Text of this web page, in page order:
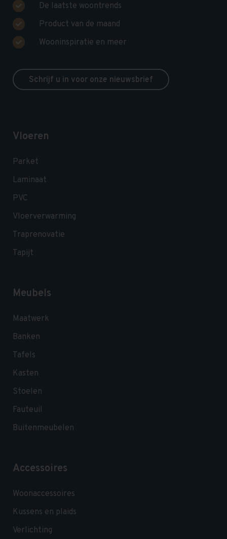
De laatste woontrends
Product van de maand
Wooninspiratie en meer
Schrijf u in voor onze nieuwsbrief
Vloeren
Parket
Laminaat
PVC
Vloerverwarming
Traprenovatie
Tapijt
Meubels
Maatwerk
Banken
Tafels
Kasten
Stoelen
Fauteuil
Buitenmeubelen
Accessoires
Woonaccessoires
Kussens en plaids
Verlichting